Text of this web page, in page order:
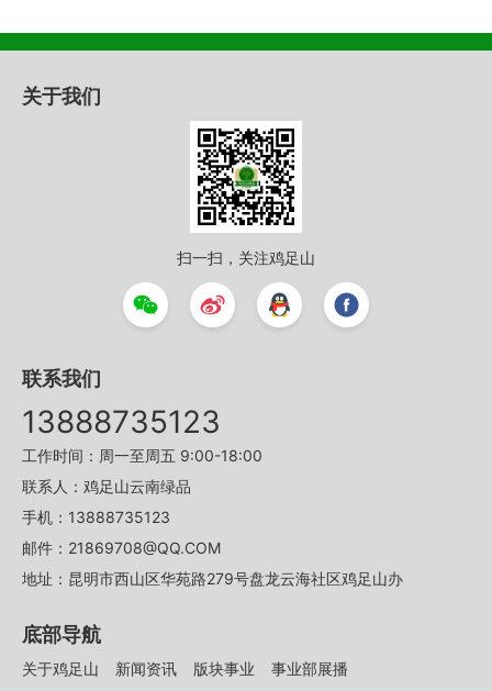
关于我们
扫一扫，关注鸡足山
联系我们
13888735123
工作时间：周一至周五 9:00-18:00
联系人：鸡足山云南绿品
手机：13888735123
邮件：21869708@QQ.COM
地址：昆明市西山区华苑路279号盘龙云海社区鸡足山办
底部导航
关于鸡足山 新闻资讯 版块事业
事业部展播